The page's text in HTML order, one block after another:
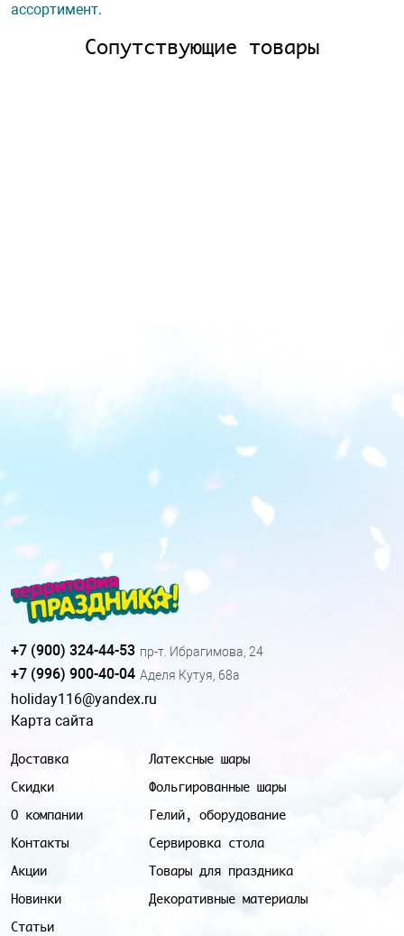
ассортимент.
Сопутствующие товары
Доставка
Скидки
О компании
Контакты
Акции
Новинки
Статьи
Латексные шары
Фольгированные шары
Гелий, оборудование
Сервировка стола
Товары для праздника
Декоративные материалы
+7 (900) 324-44-53 пр-т. Ибрагимова, 24
+7 (996) 900-40-04 Аделя Кутуя, 68а
holiday116@yandex.ru
Карта сайта